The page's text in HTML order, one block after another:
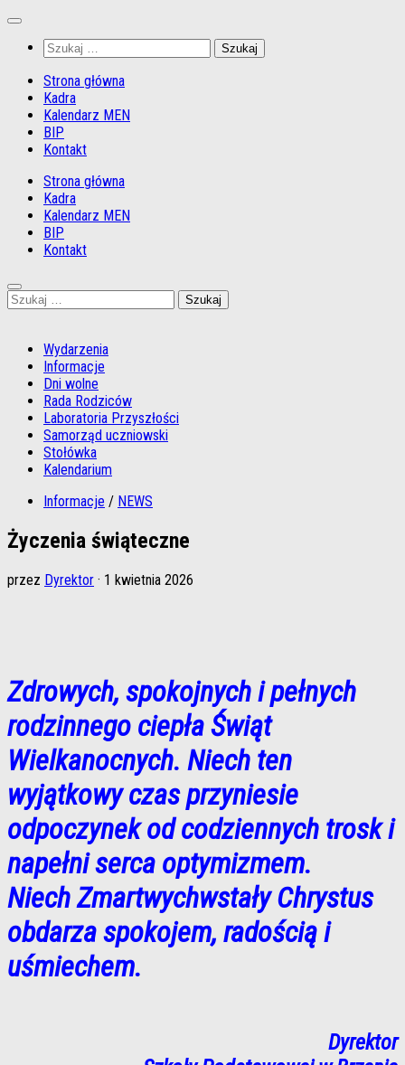
Przejdź
treści
Szukaj:
Strona główna
Kadra
Kalendarz MEN
BIP
Kontakt
Strona główna
Kadra
Kalendarz MEN
BIP
Kontakt
Szukaj:
Wydarzenia
Informacje
Dni wolne
Rada Rodziców
Laboratoria Przyszłości
Samorząd uczniowski
Stołówka
Kalendarium
Informacje / NEWS
Życzenia świąteczne
przez Dyrektor · 1 kwietnia 2026
Zdrowych, spokojnych i pełnych
rodzinnego ciepła Świąt
Wielkanocnych. Niech ten
wyjątkowy czas przyniesie
odpoczynek od codziennych trosk i
napełni serca optymizmem.
Niech Zmartwychwstały Chrystus
obdarza spokojem, radością i
uśmiechem.
Dyrektor